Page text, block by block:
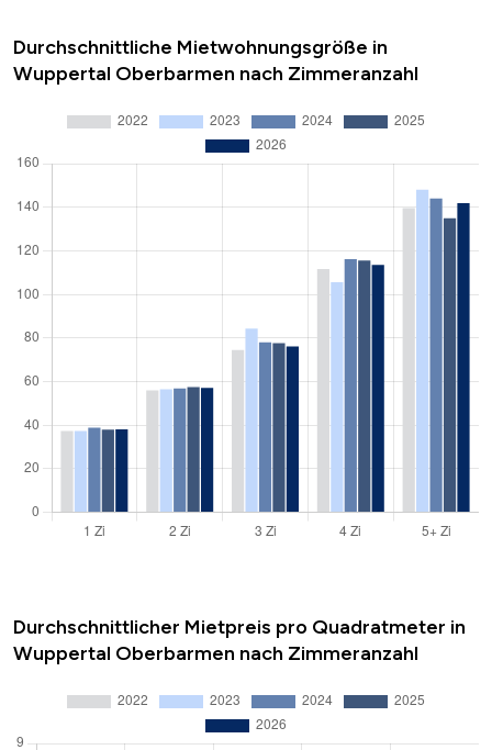
Durchschnittliche Mietwohnungsgröße in
Wuppertal Oberbarmen nach Zimmeranzahl
Durchschnittlicher Mietpreis pro Quadratmeter in
Wuppertal Oberbarmen nach Zimmeranzahl